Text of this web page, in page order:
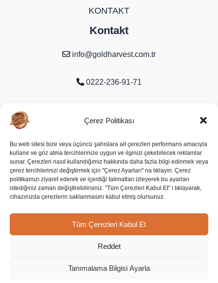
Çerez Politikası
Bu web sitesi bize veya üçüncü şahıslara ait çerezleri performans amacıyla
kullanır ve göz atma tercihlerinize uygun ve ilginizi çekebilecek reklamlar
sunar. Çerezleri nasıl kullandığımız hakkında daha fazla bilgi edinmek veya
çerez tercihlerinizi değiştirmek için "Çerez Ayarları" na tıklayın. Çerez
politikamızı ziyaret ederek ve içerdiği talimatları izleyerek bu ayarları
istediğiniz zaman değiştirebilirsiniz. "Tüm Çerezleri Kabul Et" i tıklayarak,
cihazınızda çerezlerin saklanmasını kabul etmiş olursunuz.
Tüm Çerezleri Kabul Et
Reddet
Tanımalama Bilgisi Ayarla
KONTAKT
Kontakt
info@goldharvest.com.tr
0222-236-91-71
Odunpazarı/Eskişehir
Soziale Medien